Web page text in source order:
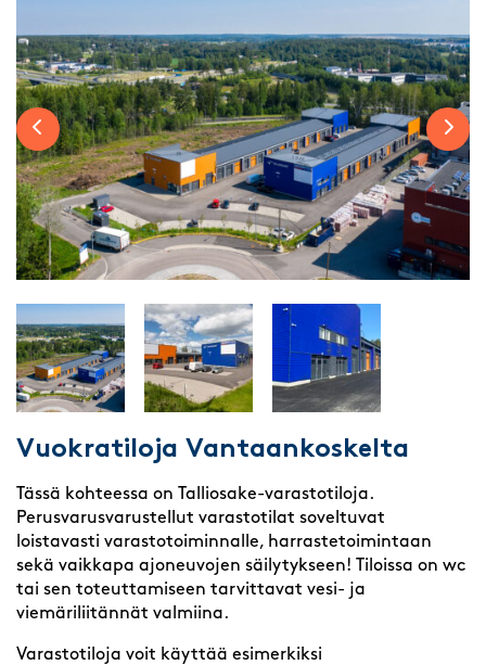
Previous slide Next
Vuokratiloja Vantaankoskelta
Tässä kohteessa on Talliosake-varastotiloja.
Perusvarusvarustellut varastotilat soveltuvat
loistavasti varastotoiminnalle, harrastetoimintaan
sekä vaikkapa ajoneuvojen säilytykseen! Tiloissa on wc
tai sen toteuttamiseen tarvittavat vesi- ja
viemäriliitännät valmiina.
Varastotiloja voit käyttää esimerkiksi